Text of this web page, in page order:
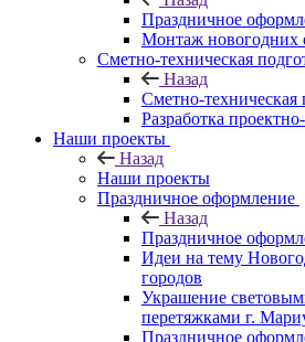
Праздничное
Монтаж новогодних
Сметно-техническая
Назад
Сметно-техническая
Разработка
Наши проекты
Назад
Наши проекты
Праздничное оформление
Назад
Праздничное
Идеи на тему
городов
Украшение
перетяжками г.
Праздничное